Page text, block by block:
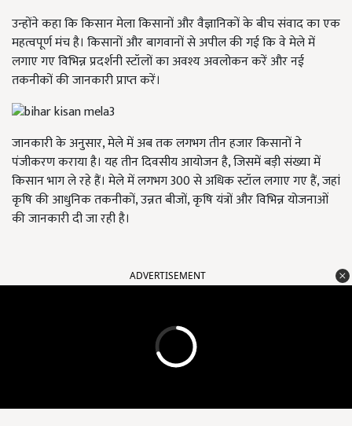
उन्होंने कहा कि किसान मेला किसानों और वैज्ञानिकों के बीच संवाद का एक
महत्वपूर्ण मंच है। किसानों और बागवानों से अपील की गई कि वे मेले में
लगाए गए विभिन्न प्रदर्शनी स्टॉलों का अवश्य अवलोकन करें और नई
तकनीकों की जानकारी प्राप्त करें।
जानकारी के अनुसार, मेले में अब तक लगभग तीन हजार किसानों ने
पंजीकरण कराया है। यह तीन दिवसीय आयोजन है, जिसमें बड़ी संख्या में
किसान भाग ले रहे हैं। मेले में लगभग 300 से अधिक स्टॉल लगाए गए हैं, जहां
कृषि की आधुनिक तकनीकों, उन्नत बीजों, कृषि यंत्रों और विभिन्न योजनाओं
की जानकारी दी जा रही है।
ADVERTISEMENT